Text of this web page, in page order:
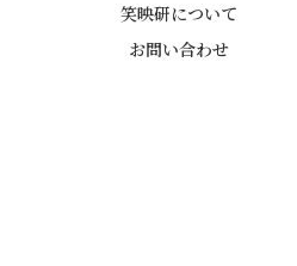
笑映研について
お問い合わせ